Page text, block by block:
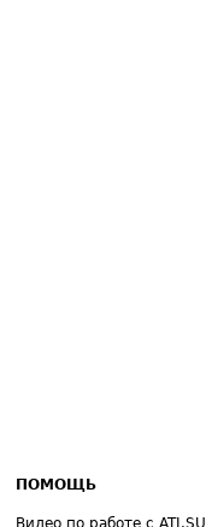
ПОМОЩЬ
Видео по работе с ATI.SU